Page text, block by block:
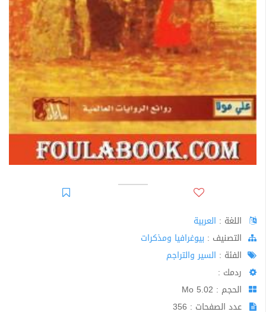
اللغة : العربية
اﻟﺘﺼﻨﻴﻒ : بيوغرافيا ومذكرات
الفئة : السير والتراجم
ردمك :
الحجم : 5.02 Mo
عدد الصفحات : 356